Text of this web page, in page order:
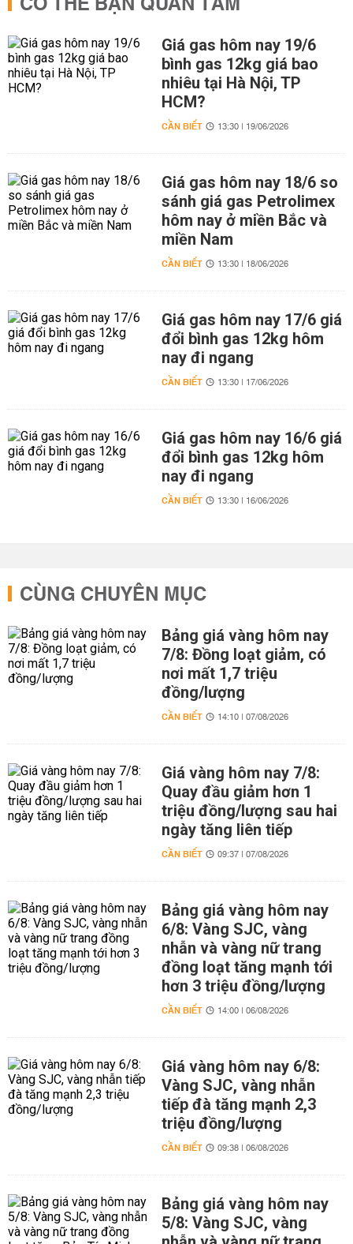
Giá gas hôm nay 19/6
bình gas 12kg giá bao
nhiêu tại Hà Nội, TP
HCM?
CẦN BIẾT 13:30 | 19/06/2026
Giá gas hôm nay 18/6 so
sánh giá gas Petrolimex
hôm nay ở miền Bắc và
miền Nam
CẦN BIẾT 13:30 | 18/06/2026
Giá gas hôm nay 17/6 giá
đổi bình gas 12kg hôm
nay đi ngang
CẦN BIẾT 13:30 | 17/06/2026
Giá gas hôm nay 16/6 giá
đổi bình gas 12kg hôm
nay đi ngang
CẦN BIẾT 13:30 | 16/06/2026
CÙNG CHUYÊN MỤC
Bảng giá vàng hôm nay
7/8: Đồng loạt giảm, có
nơi mất 1,7 triệu
đồng/lượng
CẦN BIẾT 14:10 | 07/08/2026
Giá vàng hôm nay 7/8:
Quay đầu giảm hơn 1
triệu đồng/lượng sau hai
ngày tăng liên tiếp
CẦN BIẾT 09:37 | 07/08/2026
Bảng giá vàng hôm nay
6/8: Vàng SJC, vàng
nhẫn và vàng nữ trang
đồng loạt tăng mạnh tới
hơn 3 triệu đồng/lượng
CẦN BIẾT 14:00 | 06/08/2026
Giá vàng hôm nay 6/8:
Vàng SJC, vàng nhẫn
tiếp đà tăng mạnh 2,3
triệu đồng/lượng
CẦN BIẾT 09:38 | 06/08/2026
Bảng giá vàng hôm nay
5/8: Vàng SJC, vàng